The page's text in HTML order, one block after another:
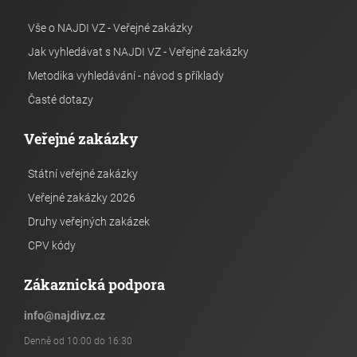
Vše o NAJDI VZ - Veřejné zakázky
Jak vyhledávat s NAJDI VZ - Veřejné zakázky
Metodika vyhledávání - návod s příklady
Časté dotazy
Veřejné zakázky
Státní veřejné zakázky
Veřejné zakázky 2026
Druhy veřejných zakázek
CPV kódy
Zákaznická podpora
info@najdivz.cz
Denně od 10:00 do 16:30